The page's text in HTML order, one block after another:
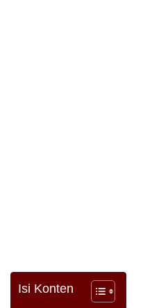
Isi Konten